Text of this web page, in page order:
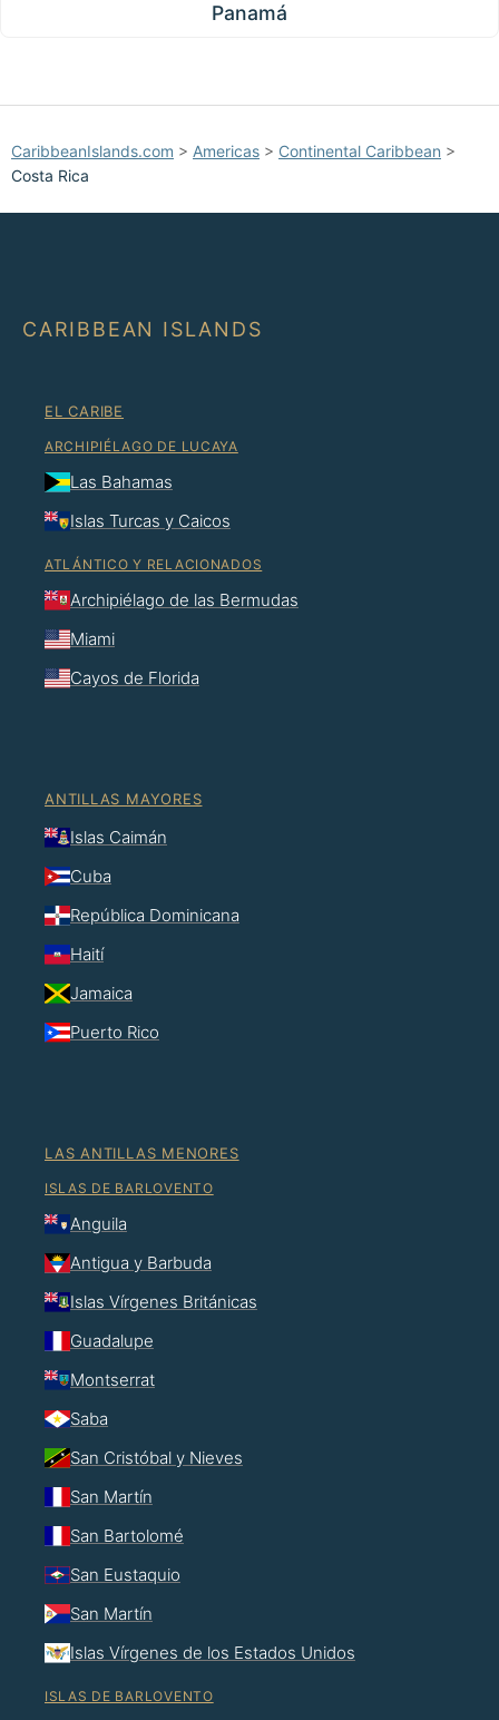
Panamá
CaribbeanIslands.com > Americas > Continental Caribbean >
Costa Rica
CARIBBEAN ISLANDS
EL CARIBE
ARCHIPIÉLAGO DE LUCAYA
Las Bahamas
Islas Turcas y Caicos
ATLÁNTICO Y RELACIONADOS
Archipiélago de las Bermudas
Miami
Cayos de Florida
ANTILLAS MAYORES
Islas Caimán
Cuba
República Dominicana
Haití
Jamaica
Puerto Rico
LAS ANTILLAS MENORES
ISLAS DE BARLOVENTO
Anguila
Antigua y Barbuda
Islas Vírgenes Británicas
Guadalupe
Montserrat
Saba
San Cristóbal y Nieves
San Martín
San Bartolomé
San Eustaquio
San Martín
Islas Vírgenes de los Estados Unidos
ISLAS DE BARLOVENTO